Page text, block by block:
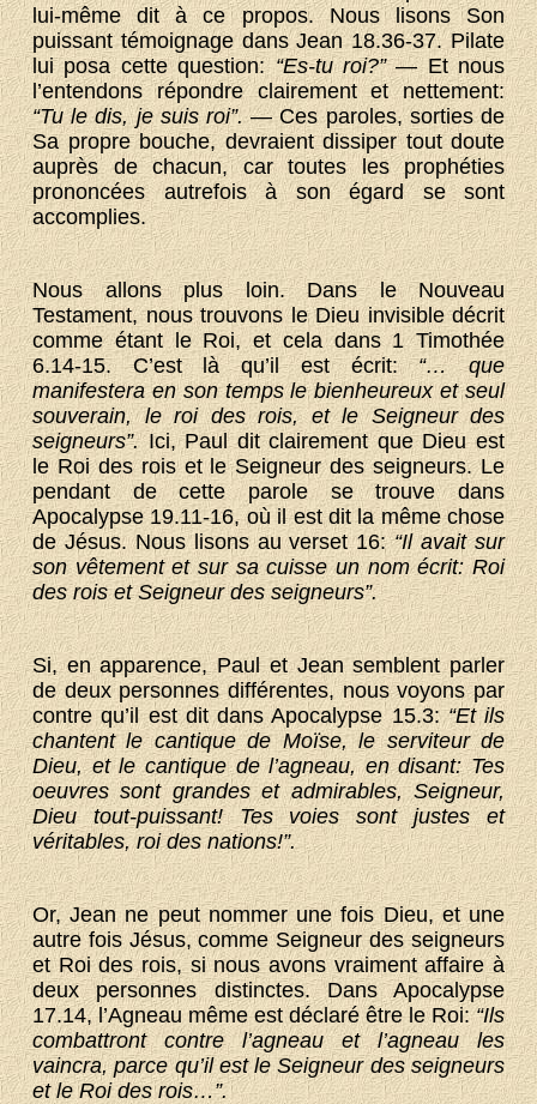
lui-même dit à ce propos. Nous lisons Son
puissant témoignage dans Jean 18.36-37. Pilate
lui posa cette question:“Es-tu roi?”— Et nous
l’entendons répondre clairement et nettement:
“Tu le dis, je suis roi”.— Ces paroles, sorties de
Sa propre bouche, devraient dissiper tout doute
auprès de chacun, car toutes les prophéties
prononcées autrefois à son égard se sont
accomplies.
Nous allons plus loin. Dans le Nouveau
Testament, nous trouvons le Dieu invisible décrit
comme étant le Roi, et cela dans 1 Timothée
6.14-15. C’est là qu’il est écrit:“… que
manifestera en son temps le bienheureux et seul
souverain, le roi des rois, et le Seigneur des
seigneurs”.Ici, Paul dit clairement que Dieu est
le Roi des rois et le Seigneur des seigneurs. Le
pendant de cette parole se trouve dans
Apocalypse 19.11-16, où il est dit la même chose
de Jésus. Nous lisons au verset 16:“Il avait sur
son vêtement et sur sa cuisse un nom écrit: Roi
des rois et Seigneur des seigneurs”.
Si, en apparence, Paul et Jean semblent parler
de deux personnes différentes, nous voyons par
contre qu’il est dit dans Apocalypse 15.3:“Et ils
chantent le cantique de Moïse, le serviteur de
Dieu, et le cantique de l’agneau, en disant: Tes
oeuvres sont grandes et admirables, Seigneur,
Dieu tout-puissant! Tes voies sont justes et
véritables, roi des nations!”.
Or, Jean ne peut nommer une fois Dieu, et une
autre fois Jésus, comme Seigneur des seigneurs
et Roi des rois, si nous avons vraiment affaire à
deux personnes distinctes. Dans Apocalypse
17.14, l’Agneau même est déclaré être le Roi:“Ils
combattront contre l’agneau et l’agneau les
vaincra, parce qu’il est le Seigneur des seigneurs
et le Roi des rois…”.